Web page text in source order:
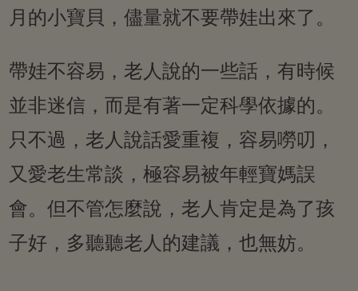
月的小寶貝，儘量就不要帶娃出來了。
帶娃不容易，老人說的一些話，有時候
並非迷信，而是有著一定科學依據的。
只不過，老人說話愛重複，容易嘮叨，
又愛老生常談，極容易被年輕寶媽誤
會。但不管怎麼說，老人肯定是為了孩
子好，多聽聽老人的建議，也無妨。